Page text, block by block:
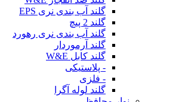
گلند آب بندی نری EPS
گلند 2 پیچ
گلند آب بندی نری رهورد
گلند آرموردار
گلند کابل W&E
- پلاستیکی
- فلزی
گلند لوله آگرا